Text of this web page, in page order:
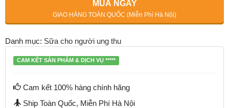
MUA NGAY
GIAO HÀNG TOÀN QUỐC (Miễn Phí Hà Nội)
Danh mục: Sữa cho người ung thu
CAM KẾT SẢN PHẨM & DỊCH VỤ *****
Cam kết 100% hàng chính hãng
Ship Toàn Quốc, Miễn Phí Hà Nội